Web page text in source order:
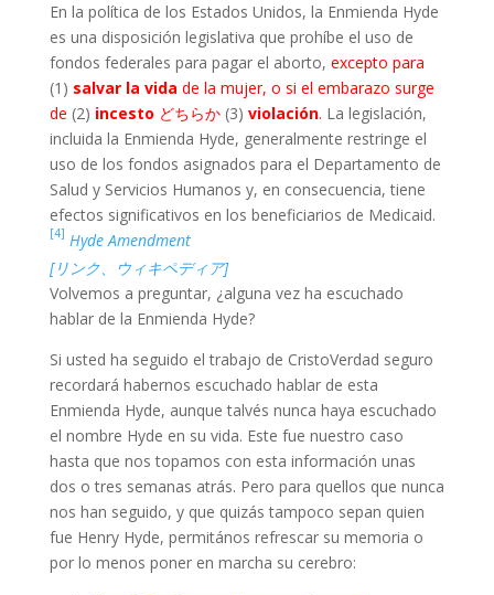
En la política de los Estados Unidos, la Enmienda Hyde
es una disposición legislativa que prohíbe el uso de
fondos federales para pagar el aborto, excepto para
(1) salvar la vida de la mujer, o si el embarazo surge
de (2) incesto どちらか (3) violación. La legislación,
incluida la Enmienda Hyde, generalmente restringe el
uso de los fondos asignados para el Departamento de
Salud y Servicios Humanos y, en consecuencia, tiene
efectos significativos en los beneficiarios de Medicaid.
[4] Hyde Amendment
[リンク、ウィキペディア]
Volvemos a preguntar, ¿alguna vez ha escuchado
hablar de la Enmienda Hyde?
Si usted ha seguido el trabajo de CristoVerdad seguro
recordará habernos escuchado hablar de esta
Enmienda Hyde, aunque talvés nunca haya escuchado
el nombre Hyde en su vida. Este fue nuestro caso
hasta que nos topamos con esta información unas
dos o tres semanas atrás. Pero para quellos que nunca
nos han seguido, y que quizás tampoco sepan quien
fue Henry Hyde, permitános refrescar su memoria o
por lo menos poner en marcha su cerebro: